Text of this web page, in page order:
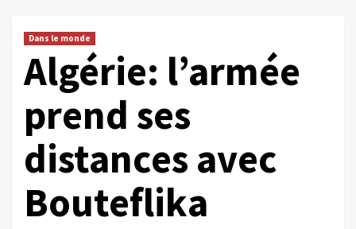
Dans le monde
Algérie: l’armée
prend ses
distances avec
Bouteflika